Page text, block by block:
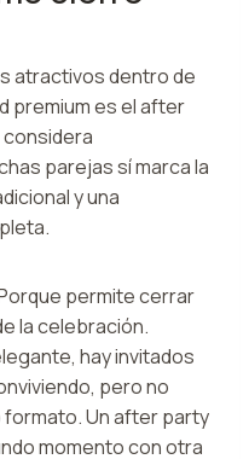
atractivos dentro de
premium es el after
parejas sí marca la
y una
permite cerrar
la celebración.
hay invitados
pero no
Un after party
momento con otra